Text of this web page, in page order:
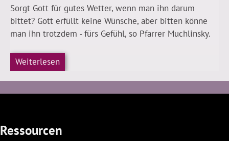
Sorgt Gott für gutes Wetter, wenn man ihn darum
bittet? Gott erfüllt keine Wünsche, aber bitten könne
man ihn trotzdem - fürs Gefühl, so Pfarrer Muchlinsky.
Weiterlesen
Ressourcen